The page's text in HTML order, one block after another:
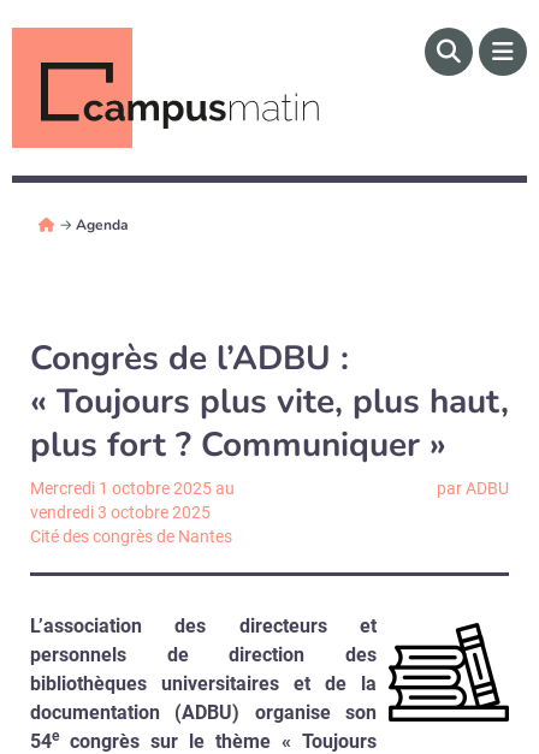
→Agenda
Congrès de l’ADBU :
« Toujours plus vite, plus haut,
plus fort ? Communiquer »
Mercredi 1 octobre 2025 au
vendredi 3 octobre 2025
Cité des congrès de Nantes
par ADBU
L’association des directeurs et
personnels de direction des
bibliothèques universitaires et de la
documentation (ADBU) organise son
54econgrès sur le thème « Toujours